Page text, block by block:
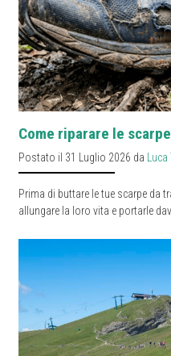
Come riparare le
Postato il 31 Luglio 2026 da Luca
Prima di buttare le tue scarpe da
allungare la loro vita e portarle